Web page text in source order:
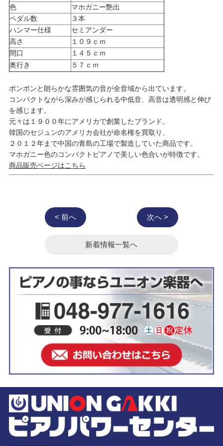
色
マホガニー艶出
ペダル数
３本
ハンマー仕様
セミアンダー
高さ
１０９ｃｍ
間口
１４５ｃｍ
奥行き
５７ｃｍ
ポンポンと朗らかな雰囲気の音が全音域から出ています。
コンパクトながら深みが感じられる中低音、高音は透明感と伸び
を感じます。
元々は１９００年にアメリカで創業したブランド。
韓国のセジュンのアメリカ会社が命名権を買取り、
２０１２年まで中国の青島の工場で製造していた商品です。
マホガニー色のコンパクトピアノで美しい色合いが特徴です。
商品販売ページはこちら
< 前へ 次へ >
新着情報一覧へ